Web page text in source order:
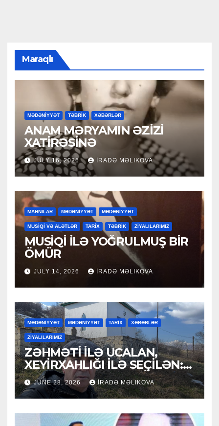
Maraqlı
MƏDƏNİYYƏT TƏBRİK XƏBƏRLƏR
ANAM MƏRYAMIN ƏZİZİ
XATİRƏSİNƏ
JULY 16, 2026 İRADƏ MƏLIKOVA
MAHNILAR MƏDƏNİYYƏT MƏDƏNİYYƏT
MUSİQİ VƏ ALƏTLƏR TARİX TƏBRİK ZİYALILARIMIZ
MUSİQİ İLƏ YOĞRULMUŞ BİR
ÖMÜR
JULY 14, 2026 İRADƏ MƏLIKOVA
MƏDƏNİYYƏT MƏDƏNİYYƏT TARİX XƏBƏRLƏR
ZİYALILARIMIZ
ZƏHMƏTİ İLƏ UCALAN,
XEYİRXAHLIĞI İLƏ SEÇİLƏN:
HACI RAMAZAN QULİYEV
JUNE 28, 2026 İRADƏ MƏLIKOVA